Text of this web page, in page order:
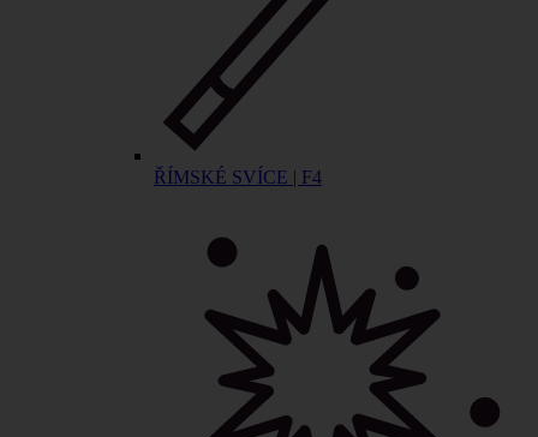
ŘÍMSKÉ SVÍCE | F4